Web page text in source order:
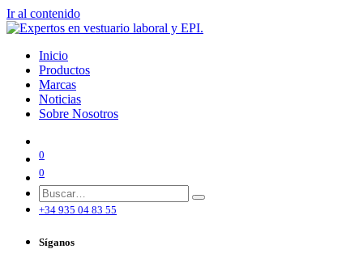
Ir al contenido
Inicio
Productos
Marcas
Noticias
Sobre Nosotros
0
0
+34 935 04 83 55
Síganos